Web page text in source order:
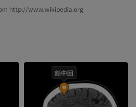
http://www.wikipedia.org